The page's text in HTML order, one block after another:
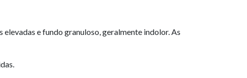
elevadas e fundo granuloso, geralmente indolor. As